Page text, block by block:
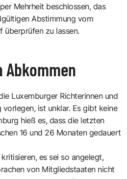
Mehrheit beschlossen, das
Abstimmung vom
überprüfen zu lassen.
Luxemburger Richterinnen und
vorlegen, ist unklar. Es gibt keine
hieß es, dass die letzten
16 und 26 Monaten gedauert
es sei so angelegt,
von Mitgliedstaaten nicht